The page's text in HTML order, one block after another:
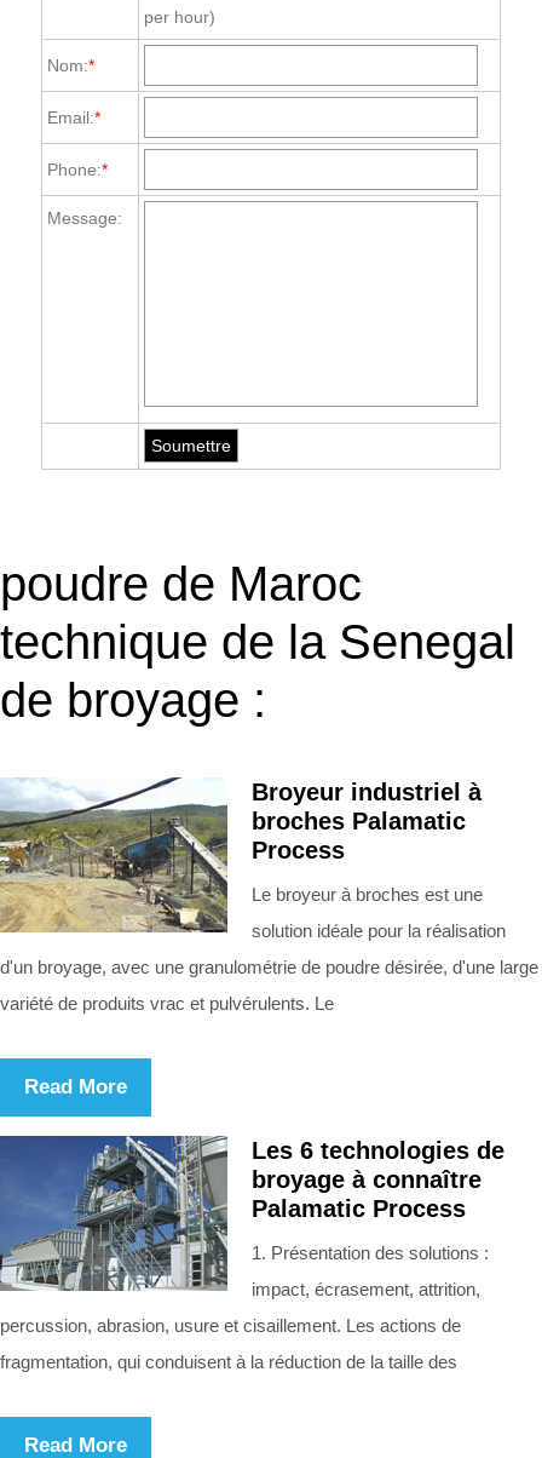
per hour)
Nom:*
Email:*
Phone:*
Message:
poudre de Maroc
technique de la Senegal
de broyage :
Broyeur industriel à
broches Palamatic
Process
Le broyeur à broches est une
solution idéale pour la réalisation
d'un broyage, avec une granulométrie de poudre désirée, d'une large
variété de produits vrac et pulvérulents. Le
Read More
Les 6 technologies de
broyage à connaître
Palamatic Process
1. Présentation des solutions :
impact, écrasement, attrition,
percussion, abrasion, usure et cisaillement. Les actions de
fragmentation, qui conduisent à la réduction de la taille des
Read More